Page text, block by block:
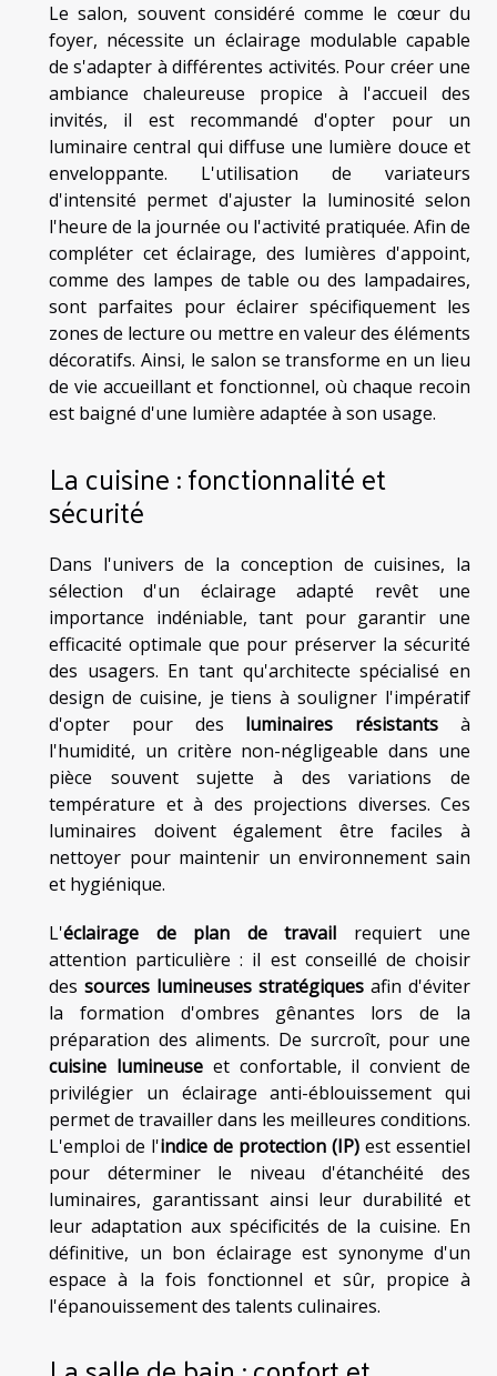
Le salon, souvent considéré comme le cœur du
foyer, nécessite un éclairage modulable capable
de s'adapter à différentes activités. Pour créer une
ambiance chaleureuse propice à l'accueil des
invités, il est recommandé d'opter pour un
luminaire central qui diffuse une lumière douce et
enveloppante. L'utilisation de variateurs
d'intensité permet d'ajuster la luminosité selon
l'heure de la journée ou l'activité pratiquée. Afin de
compléter cet éclairage, des lumières d'appoint,
comme des lampes de table ou des lampadaires,
sont parfaites pour éclairer spécifiquement les
zones de lecture ou mettre en valeur des éléments
décoratifs. Ainsi, le salon se transforme en un lieu
de vie accueillant et fonctionnel, où chaque recoin
est baigné d'une lumière adaptée à son usage.
La cuisine : fonctionnalité et
sécurité
Dans l'univers de la conception de cuisines, la
sélection d'un éclairage adapté revêt une
importance indéniable, tant pour garantir une
efficacité optimale que pour préserver la sécurité
des usagers. En tant qu'architecte spécialisé en
design de cuisine, je tiens à souligner l'impératif
d'opter pour des luminaires résistants à
l'humidité, un critère non-négligeable dans une
pièce souvent sujette à des variations de
température et à des projections diverses. Ces
luminaires doivent également être faciles à
nettoyer pour maintenir un environnement sain
et hygiénique.
L'éclairage de plan de travail requiert une
attention particulière : il est conseillé de choisir
des sources lumineuses stratégiques afin d'éviter
la formation d'ombres gênantes lors de la
préparation des aliments. De surcroît, pour une
cuisine lumineuseet confortable, il convient de
privilégier un éclairage anti-éblouissement qui
permet de travailler dans les meilleures conditions.
L'emploi de l'indice de protection (IP) est essentiel
pour déterminer le niveau d'étanchéité des
luminaires, garantissant ainsi leur durabilité et
leur adaptation aux spécificités de la cuisine. En
définitive, un bon éclairage est synonyme d'un
espace à la fois fonctionnel et sûr, propice à
l'épanouissement des talents culinaires.